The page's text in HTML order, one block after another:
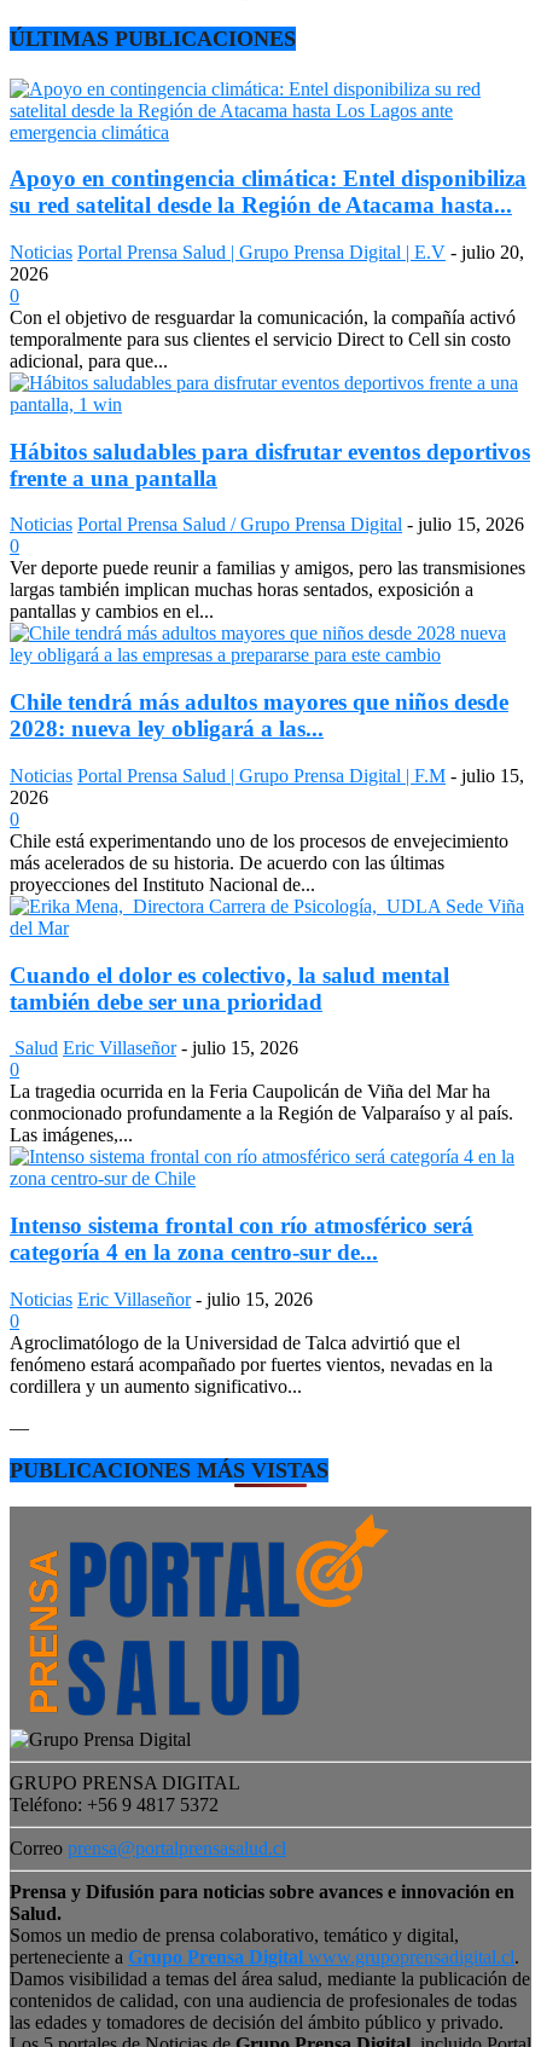
ÚLTIMAS PUBLICACIONES
Apoyo en contingencia climática: Entel disponibiliza
su red satelital desde la Región de Atacama hasta...
Noticias Portal Prensa Salud | Grupo Prensa Digital | E.V - julio 20,
2026
0
Con el objetivo de resguardar la comunicación, la compañía activó
temporalmente para sus clientes el servicio Direct to Cell sin costo
adicional, para que...
Hábitos saludables para disfrutar eventos deportivos
frente a una pantalla
Noticias Portal Prensa Salud / Grupo Prensa Digital - julio 15, 2026
0
Ver deporte puede reunir a familias y amigos, pero las transmisiones
largas también implican muchas horas sentados, exposición a
pantallas y cambios en el...
Chile tendrá más adultos mayores que niños desde
2028: nueva ley obligará a las...
Noticias Portal Prensa Salud | Grupo Prensa Digital | F.M - julio 15,
2026
0
Chile está experimentando uno de los procesos de envejecimiento
más acelerados de su historia. De acuerdo con las últimas
proyecciones del Instituto Nacional de...
Cuando el dolor es colectivo, la salud mental
también debe ser una prioridad
Salud Eric Villaseñor - julio 15, 2026
0
La tragedia ocurrida en la Feria Caupolicán de Viña del Mar ha
conmocionado profundamente a la Región de Valparaíso y al país.
Las imágenes,...
Intenso sistema frontal con río atmosférico será
categoría 4 en la zona centro-sur de...
Noticias Eric Villaseñor - julio 15, 2026
0
Agroclimatólogo de la Universidad de Talca advirtió que el
fenómeno estará acompañado por fuertes vientos, nevadas en la
cordillera y un aumento significativo...
—
PUBLICACIONES MÁS VISTAS
GRUPO PRENSA DIGITAL
Teléfono: +56 9 4817 5372
Correo prensa@portalprensasalud.cl
Prensa y Difusión para noticias sobre avances e innovación en
Salud.
Somos un medio de prensa colaborativo, temático y digital,
perteneciente a Grupo Prensa Digital www.grupoprensadigital.cl.
Damos visibilidad a temas del área salud, mediante la publicación de
contenidos de calidad, con una audiencia de profesionales de todas
las edades y tomadores de decisión del ámbito público y privado.